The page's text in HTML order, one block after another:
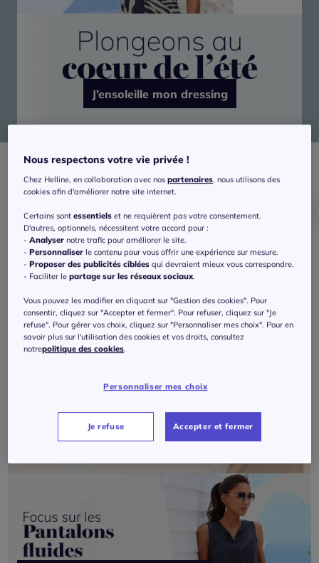
J’ensoleille mon dressing
Bain Shorts T-shirts
Nous respectons votre vie privée !
Chez Helline, en collaboration avec nospartenaires , nous utilisons des
cookies afin d'améliorer notre site internet.
Certains sontessentiels et ne requièrent pas votre consentement.
D'autres, optionnels, nécessitent votre accord pour :
-Analyser notre trafic pour améliorer le site.
-Personnaliser le contenu pour vous offrir une expérience sur mesure.
-Proposer des publicités ciblées qui devraient mieux vous correspondre.
- Faciliter lepartage sur les réseaux sociaux
Vous pouvez les modifier en cliquant sur "Gestion des cookies". Pour
consentir, cliquez sur "Accepter et fermer". Pour refuser, cliquez sur "Je
refuse". Pour gérer vos choix, cliquez sur "Personnaliser mes choix". Pour en
savoir plus sur l'utilisation des cookies et vos droits, consultez
notrepolitique des cookies
Personnaliser mes choix
Je refuse Accepter et fermer